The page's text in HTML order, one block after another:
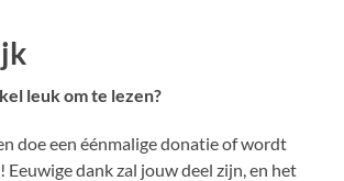
leuk om te lezen?
en doe een éénmalige donatie of wordt
dank zal jouw deel zijn, en het